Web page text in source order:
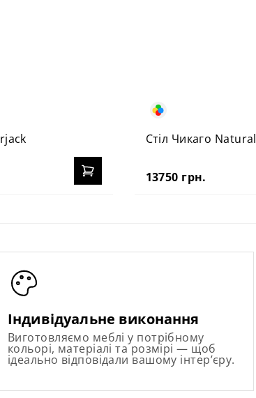
Стіл Чикаго Natural
13750 грн.
Індивідуальне виконання
Виготовляємо меблі у потрібному
кольорі, матеріалі та розмірі — щоб
ідеально відповідали вашому інтер’єру.